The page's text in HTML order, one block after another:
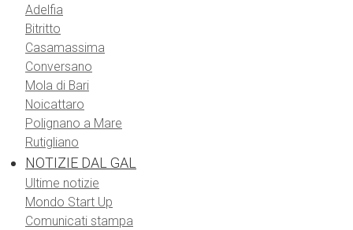
Adelfia
Bitritto
Casamassima
Conversano
Mola di Bari
Noicattaro
Polignano a Mare
Rutigliano
NOTIZIE DAL GAL
Ultime notizie
Mondo Start Up
Comunicati stampa